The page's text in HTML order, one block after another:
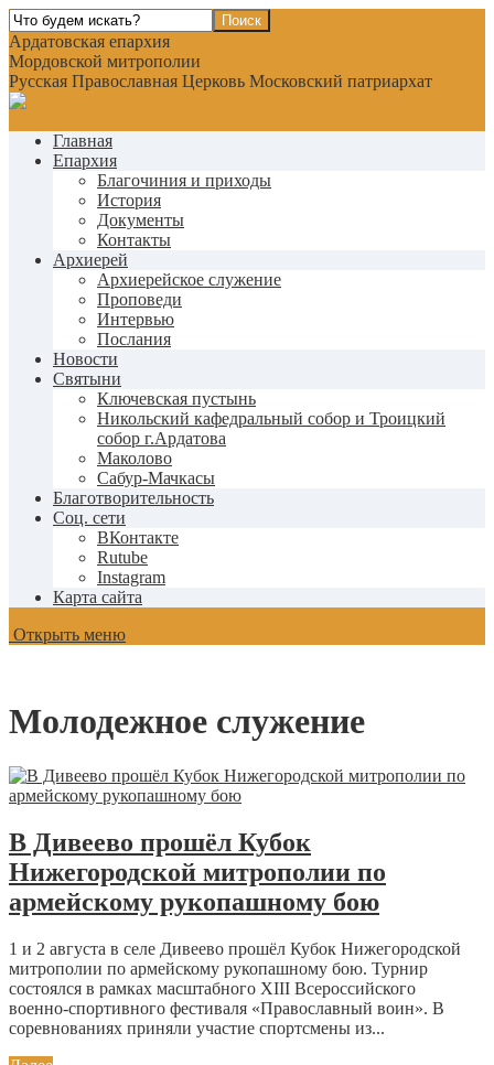
Ардатовская епархия
Мордовской митрополии
Русская Православная Церковь Московский патриархат
Главная
Епархия
Благочиния и приходы
История
Документы
Контакты
Архиерей
Архиерейское служение
Проповеди
Интервью
Послания
Новости
Святыни
Ключевская пустынь
Никольский кафедральный собор и Троицкий
собор г.Ардатова
Маколово
Сабур-Мачкасы
Благотворительность
Соц. сети
ВКонтакте
Rutube
Instagram
Карта сайта
Открыть меню
Молодежное служение
В Дивеево прошёл Кубок
Нижегородской митрополии по
армейскому рукопашному бою
1 и 2 августа в селе Дивеево прошёл Кубок Нижегородской
митрополии по армейскому рукопашному бою. Турнир
состоялся в рамках масштабного XIII Всероссийского
военно‑спортивного фестиваля «Православный воин». В
соревнованиях приняли участие спортсмены из...